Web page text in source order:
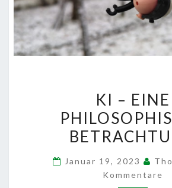
–
EINE
KI – EINE
Januar 19, 2023
Kommentare